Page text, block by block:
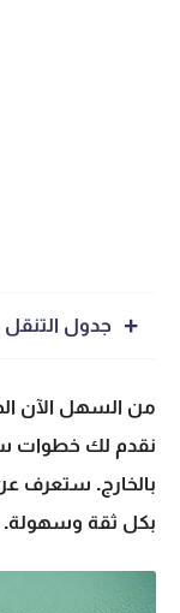
جدول التنقل
من السهل الآن
نقدم لك خطوات
بالخارج. ستعرف عن
بكل ثقة وسهولة.